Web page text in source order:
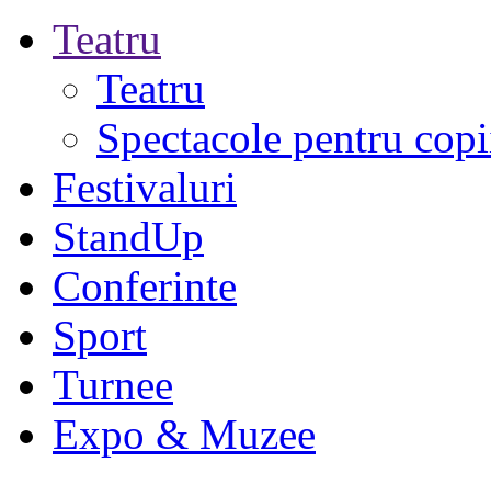
Teatru
Teatru
Spectacole pentru
Festivaluri
StandUp
Conferinte
Sport
Turnee
Expo & Muzee